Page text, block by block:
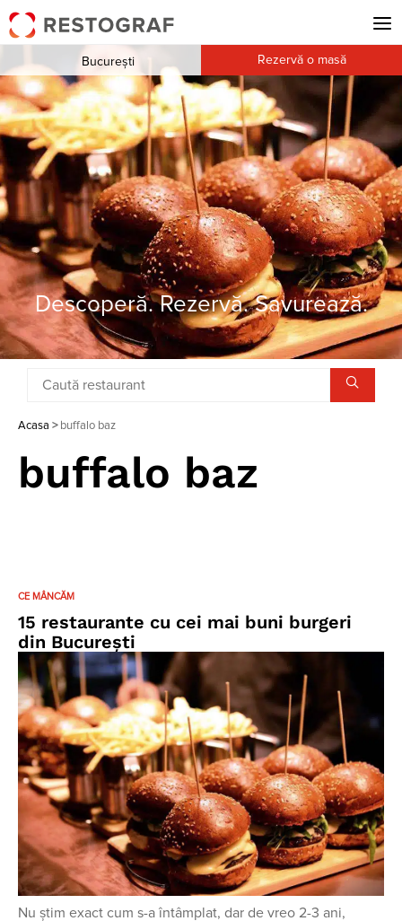
Descoperă. Rezervă. Savurează.
București Rezervă o masă
Acasa > buffalo baz
buffalo baz
CE MÂNCĂM
15 restaurante cu cei mai buni burgeri
din București
Nu știm exact cum s-a întâmplat, dar de vreo 2-3 ani,